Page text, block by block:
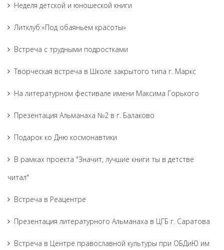
Неделя детской и юношеской книги
Литклуб:«Под обаяньем красоты»
Встреча с трудными подростками
Творческая встреча в Школе закрытого типа г. Маркс
На литературном фестивале имени Максима Горького
Презентация Альманаха №2 в г. Балаково
Подарок ко Дню космонавтики
В рамках проекта "Значит, лучшие книги ты в детстве
читал"
Встреча в Реацентре
Презентация литературного Альманаха в ЦГБ г. Саратова
Встреча в Центре православной культуры при ОБДиЮ им